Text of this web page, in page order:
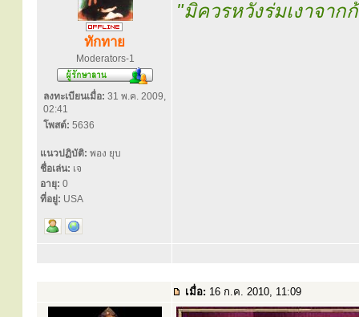
ทักทาย
Moderators-1
ลงทะเบียนเมื่อ: 31 พ.ค. 2009,
02:41
โพสต์: 5636
แนวปฏิบัติ: พอง ยุบ
ชื่อเล่น: เจ
อายุ: 0
ที่อยู่: USA
"มิควรหวังร่มเงาจาก
เมื่อ: 16 ก.ค. 2010, 11:09